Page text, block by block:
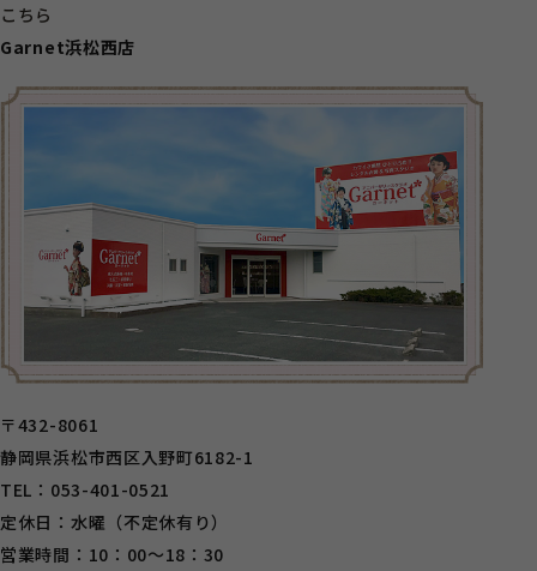
こちら
Garnet浜松西店
〒432-8061
静岡県浜松市西区入野町6182-1
TEL：053-401-0521
定休日：水曜（不定休有り）
営業時間：10：00～18：30